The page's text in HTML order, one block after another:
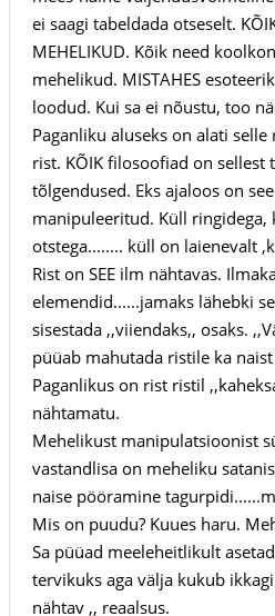
ei saagi tabeldada otseselt.
MEHELIKUD. Kõik need
mehelikud. MISTAHES
loodud. Kui sa ei nõustu, too
Paganliku aluseks on alati
rist. KÕIK filosoofiad on sellest
tõlgendused. Eks ajaloos on
manipuleeritud. Küll ringidega,
otstega........ küll on laienevalt
Rist on SEE ilm nähtavas.
elemendid......jamaks lähebki
sisestada ,,viiendaks,, osaks.
püüab mahutada ristile ka naist
Paganlikus on rist ristil
nähtamatu.
Mehelikust manipulatsioonist
vastandlisa on meheliku
naise pööramine
Mis on puudu? Kuues haru.
Sa püüad meeleheitlikult
tervikuks aga välja kukub
nähtav ,, reaalsus.